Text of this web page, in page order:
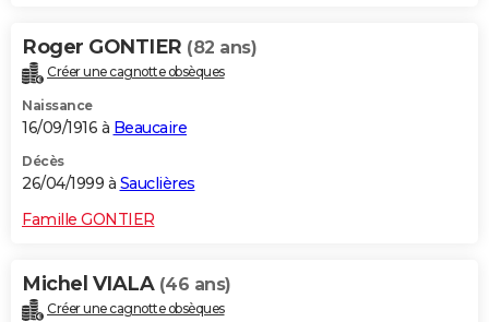
Roger GONTIER (82 ans)
Créer une cagnotte obsèques
Naissance
16/09/1916 à Beaucaire
Décès
26/04/1999 à Sauclières
Famille GONTIER
Michel VIALA (46 ans)
Créer une cagnotte obsèques